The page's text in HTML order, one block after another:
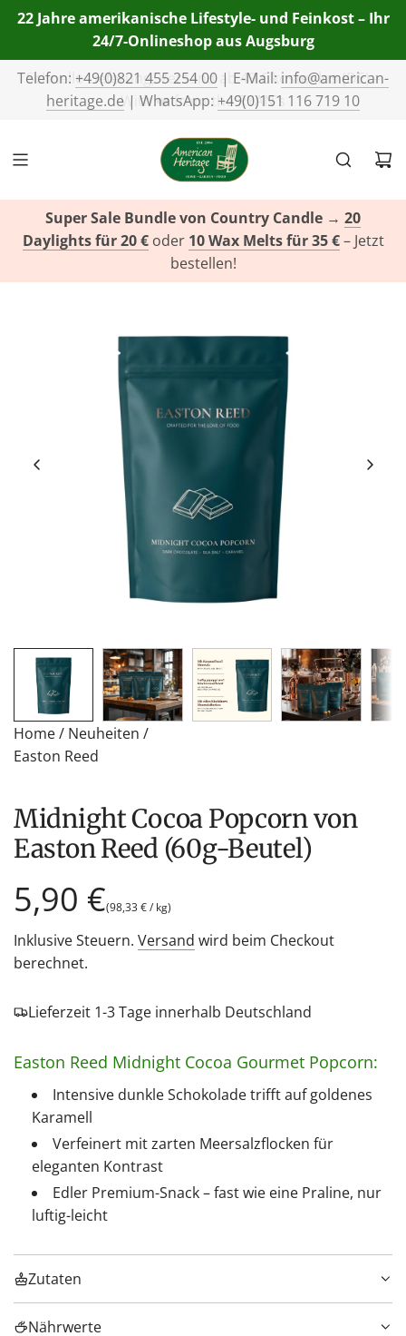
22 Jahre amerikanische Lifestyle- und Feinkost – Ihr
24/7-Onlineshop aus Augsburg
Telefon: +49(0)821 455 254 00 | E-Mail: info@american-
heritage.de | WhatsApp: +49(0)151 116 719 10
Super Sale Bundle von Country Candle → 20
Daylights für 20 €oder 10 Wax Melts für 35 €– Jetzt
bestellen!
Home/ Neuheiten /
Easton Reed
Midnight Cocoa Popcorn von
Easton Reed (60g-Beutel)
Regulärer
Preis
5,90 €(98,33 €/ kg)
Inklusive Steuern. Versand wird beim Checkout
berechnet.
Lieferzeit 1-3 Tage innerhalb Deutschland
Easton Reed Midnight Cocoa Gourmet Popcorn:
Intensive dunkle Schokolade trifft auf goldenes
Karamell
Verfeinert mit zarten Meersalzflocken für
eleganten Kontrast
Edler Premium-Snack – fast wie eine Praline, nur
luftig-leicht
Zutaten
Nährwerte